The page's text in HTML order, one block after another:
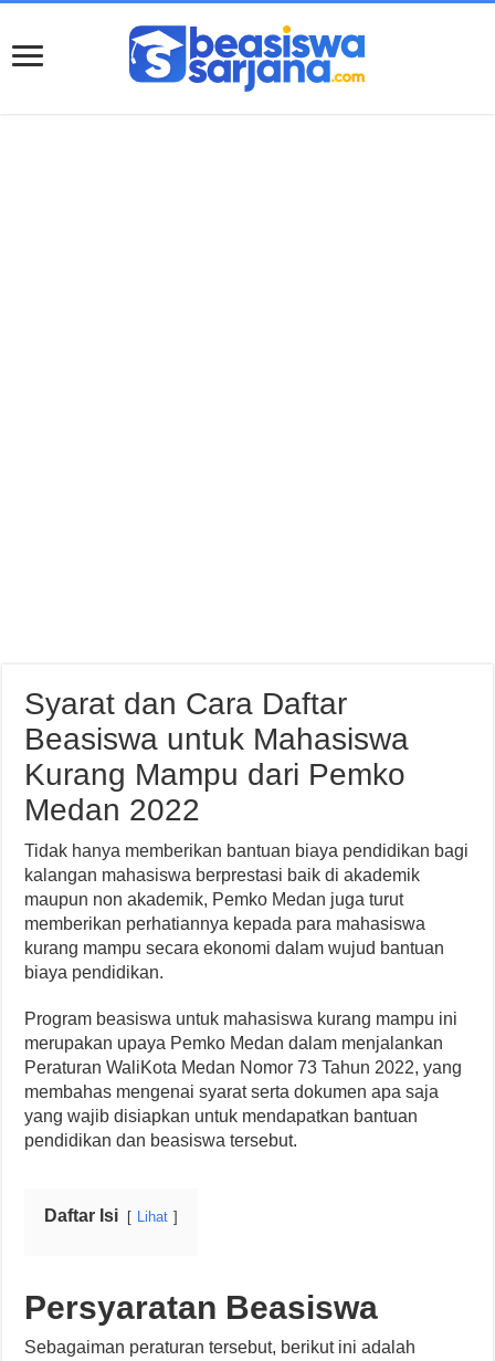
Syarat dan Cara Daftar
Beasiswa untuk Mahasiswa
Kurang Mampu dari Pemko
Medan 2022
Tidak hanya memberikan bantuan biaya pendidikan bagi
kalangan mahasiswa berprestasi baik di akademik
maupun non akademik, Pemko Medan juga turut
memberikan perhatiannya kepada para mahasiswa
kurang mampu secara ekonomi dalam wujud bantuan
biaya pendidikan.
Program beasiswa untuk mahasiswa kurang mampu ini
merupakan upaya Pemko Medan dalam menjalankan
Peraturan WaliKota Medan Nomor 73 Tahun 2022, yang
membahas mengenai syarat serta dokumen apa saja
yang wajib disiapkan untuk mendapatkan bantuan
pendidikan dan beasiswa tersebut.
Daftar Isi Lihat
Persyaratan Beasiswa
Sebagaiman peraturan tersebut, berikut ini adalah